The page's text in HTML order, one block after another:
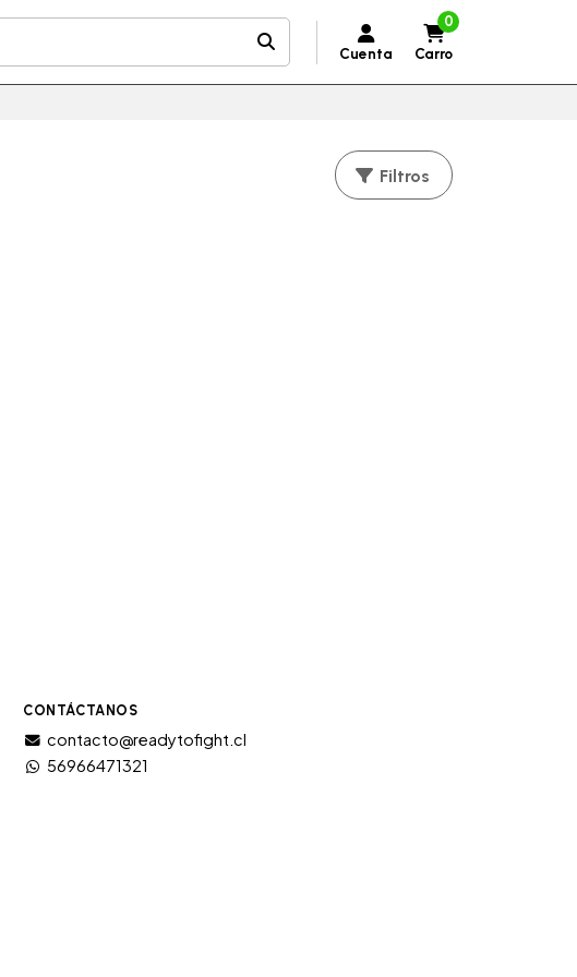
Cuenta
0
Carro
Filtros
CONTÁCTANOS
contacto@readytofight.cl
56966471321